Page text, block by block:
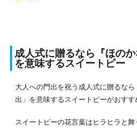
成人式に贈るなら『ほのか
を意味するスイートピー
大人への門出を祝う成人式に贈るな
出」を意味するスイートピーがおすす
スイートピーの花言葉はヒラヒラと